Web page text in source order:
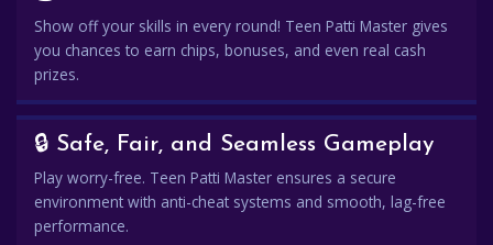
Show off your skills in every round! Teen Patti Master gives
you chances to earn chips, bonuses, and even real cash
prizes.
🔒 Safe, Fair, and Seamless Gameplay
Play worry-free. Teen Patti Master ensures a secure
environment with anti-cheat systems and smooth, lag-free
performance.